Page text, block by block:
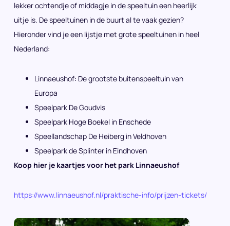
lekker ochtendje of middagje in de speeltuin een heerlijk
uitje is. De speeltuinen in de buurt al te vaak gezien?
Hieronder vind je een lijstje met grote speeltuinen in heel
Nederland:
Linnaeushof: De grootste buitenspeeltuin van
Europa
Speelpark De Goudvis
Speelpark Hoge Boekel in Enschede
Speellandschap De Heiberg in Veldhoven
Speelpark de Splinter in Eindhoven
Koop hier je kaartjes voor het park Linnaeushof
https://www.linnaeushof.nl/praktische-info/prijzen-tickets/